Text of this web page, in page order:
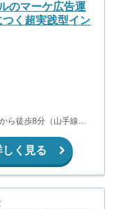
のマーケ広告運
く超実践型イン
ら徒歩8分（山手線）
しく見る